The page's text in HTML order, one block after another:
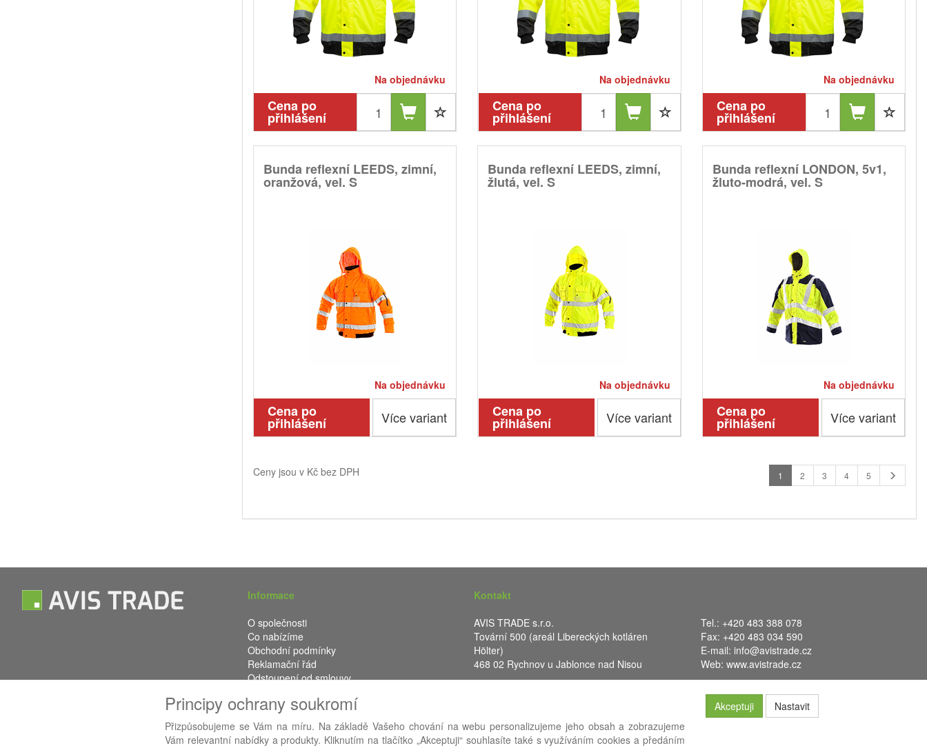
Na objednávku
Cena po
přihlášení
Na objednávku
Cena po
přihlášení
Na objednávku
Cena po
přihlášení
Bunda reflexní LEEDS, zimní,
oranžová, vel. S
Na objednávku
Cena po
přihlášení Více variant
Bunda reflexní LEEDS, zimní,
žlutá, vel. S
Na objednávku
Cena po
přihlášení Více variant
Bunda reflexní LONDON, 5v1,
žluto-modrá, vel. S
Na objednávku
Cena po
přihlášení Více variant
Ceny jsou v Kč bez DPH 1 2 3 4 5
Informace
O společnosti
Co nabízíme
Obchodní podmínky
Reklamační řád
Odstoupení od smlouvy
Kontakt
AVIS TRADE s.r.o.
Tovární 500 (areál Libereckých kotláren
Hölter)
468 02 Rychnov u Jablonce nad Nisou
Tel.: +420 483 388 078
Fax: +420 483 034 590
E-mail: info@avistrade.cz
Web: www.avistrade.cz
Principy ochrany soukromí
Přizpůsobujeme se Vám na míru. Na základě Vašeho chování na webu personalizujeme jeho obsah a zobrazujeme
Vám relevantní nabídky a produkty. Kliknutím na tlačítko „Akceptuji“ souhlasíte také s využíváním cookies a předáním
Akceptuji Nastavit